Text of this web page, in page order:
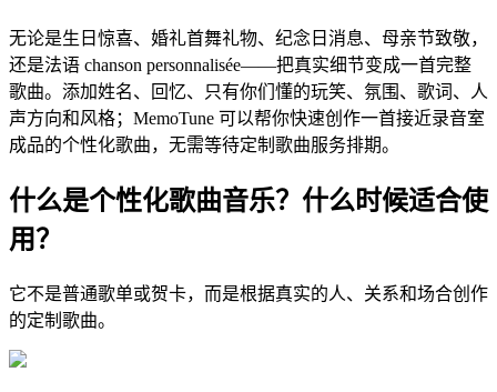
无论是生日惊喜、婚礼首舞礼物、纪念日消息、母亲节致敬，
还是法语 chanson personnalisée——把真实细节变成一首完整
歌曲。添加姓名、回忆、只有你们懂的玩笑、氛围、歌词、人
声方向和风格；MemoTune 可以帮你快速创作一首接近录音室
成品的个性化歌曲，无需等待定制歌曲服务排期。
什么是个性化歌曲音乐？什么时候适合使
用？
它不是普通歌单或贺卡，而是根据真实的人、关系和场合创作
的定制歌曲。